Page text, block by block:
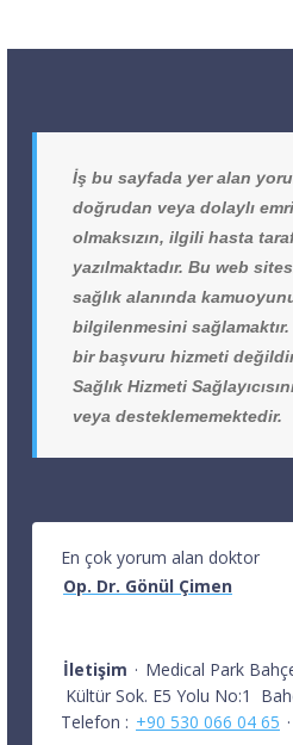
İş bu sayfada yer alan
doğrudan veya dolaylı
olmaksızın, ilgili hasta
yazılmaktadır. Bu web
sağlık alanında
bilgilenmesini
bir başvuru hizmeti
Sağlık Hizmeti
veya desteklememektedir.
En çok yorum alan doktor
Op. Dr. Gönül Çimen
İletişim · Medical Park
Kültür Sok. E5 Yolu No:1
Telefon : +90 530 066 04 65 ·